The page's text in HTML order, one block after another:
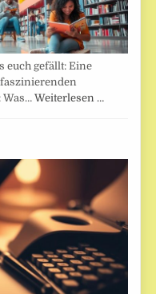
euch gefällt: Eine
faszinierenden
Was…Weiterlesen …